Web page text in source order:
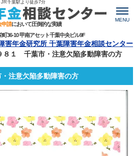
千葉駅より 徒歩7分
申請において圧倒的な実績
36-10 甲南アセット千葉中央ビル9F
MENU
害年金研究所 千葉障害年金相談センター
８１ 千葉市・注意欠陥多動障害の方
注意欠陥多動障害の方